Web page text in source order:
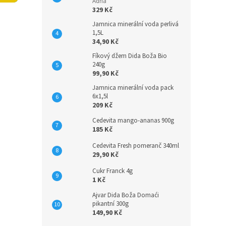
329 Kč
Jamnica minerální voda perlivá
1,5L
34,90 Kč
Fíkový džem Dida Boža Bio
240g
99,90 Kč
Jamnica minerální voda pack
6x1,5l
209 Kč
Cedevita mango-ananas 900g
185 Kč
Cedevita Fresh pomeranč 340ml
29,90 Kč
Cukr Franck 4g
1 Kč
Ajvar Dida Boža Domaći
pikantní 300g
149,90 Kč